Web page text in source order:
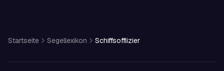
Startseite Segellexikon Schiffsoffiizier